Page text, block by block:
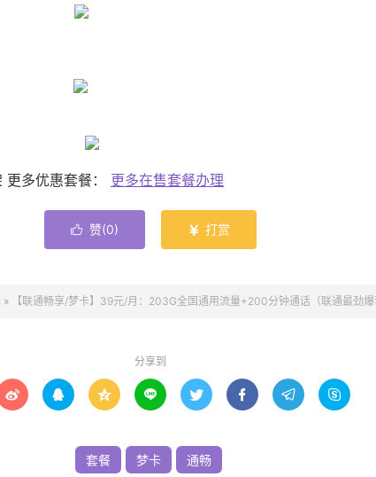
多优惠套餐： 更多在售套餐办理
 赞(0)  打赏
» 【联通畅享/梦卡】39元/月：203G全国通用流量+200分钟通话（联通最劲爆
分享到
       
套餐 梦卡 通畅